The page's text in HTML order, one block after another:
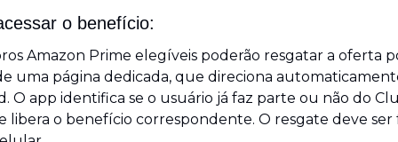
o benefício:
Amazon Prime elegíveis poderão resgatar a oferta
uma página dedicada, que direciona
O app identifica se o usuário já faz parte ou não do
libera o benefício correspondente. O resgate deve ser